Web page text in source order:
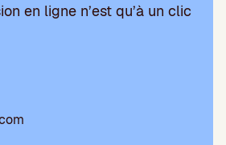
en ligne n’est qu’à un clic